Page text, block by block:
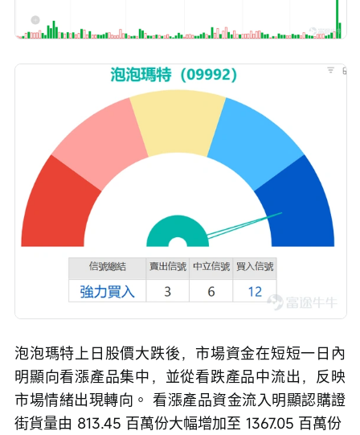
泡泡瑪特上日股價大跌後，市場資金在短短一日內
明顯向看漲產品集中，並從看跌產品中流出，反映
市場情緒出現轉向。 看漲產品資金流入明顯認購證
街貨量由 813.45 百萬份大幅增加至 1367.05 百萬份